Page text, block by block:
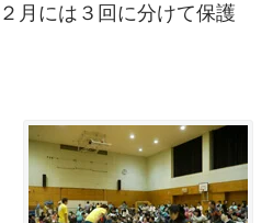
月には３回に分けて保護